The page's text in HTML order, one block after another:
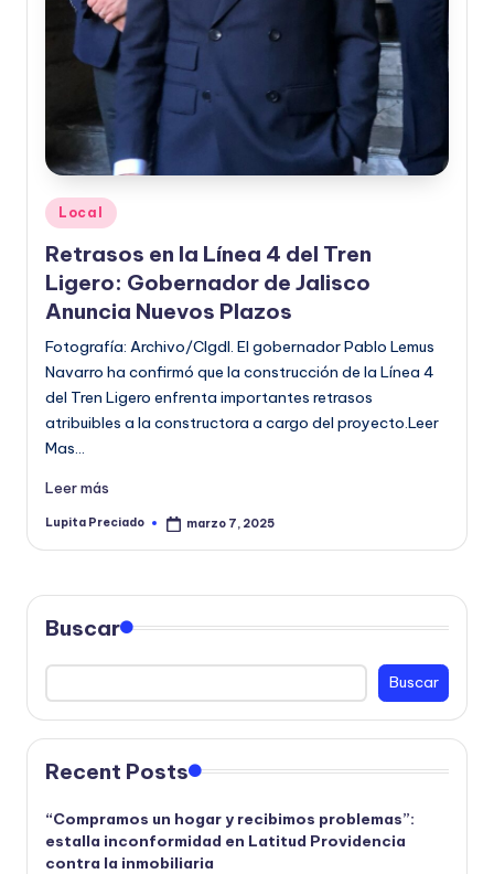
ti
v
a
Publicado
en
Local
Retrasos en la Línea 4 del Tren
Ligero: Gobernador de Jalisco
Anuncia Nuevos Plazos
Fotografía: Archivo/CIgdl. El gobernador Pablo Lemus
Navarro ha confirmó que la construcción de la Línea 4
del Tren Ligero enfrenta importantes retrasos
atribuibles a la constructora a cargo del proyecto.Leer
Mas…
Leer más
Publicado
Lupita Preciado marzo 7, 2025
Buscar
Buscar
Recent Posts
“Compramos un hogar y recibimos problemas”:
estalla inconformidad en Latitud Providencia
contra la inmobiliaria